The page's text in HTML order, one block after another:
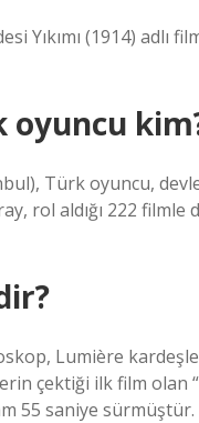
Yıkımı (1914) adlı
oyuncu
Türk oyuncu,
rol aldığı 222
Lumière
çektiği ilk film olan
55 saniye sürmüştür.